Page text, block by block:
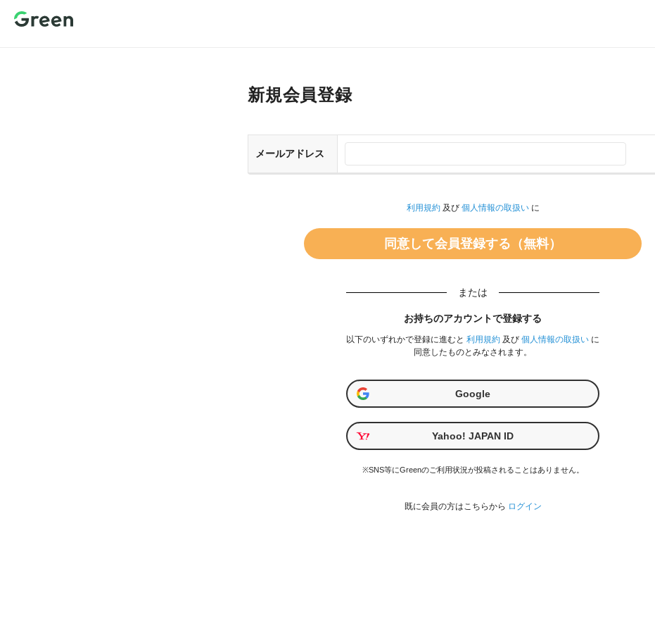
新規会員登録
メールアドレス
利用規約及び 個人情報の取扱いに
または
お持ちのアカウントで登録する
以下のいずれかで登録に進むと 利用規約 及び 個人情報の取扱い に
同意したものとみなされます。
Google
Yahoo! JAPAN ID
※SNS等にGreenのご利用状況が投稿されることはありません。
既に会員の方はこちらから ログイン